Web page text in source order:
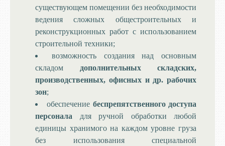
существующем помещении без необходимости
ведения сложных общестроительных и
реконструкционных работ с использованием
строительной техники;
возможность создания над основным
складом дополнительных складских,
производственных, офисных и др. рабочих
зон;
обеспечение беспрепятственного доступа
персонала для ручной обработки любой
единицы хранимого на каждом уровне груза
без использования специальной